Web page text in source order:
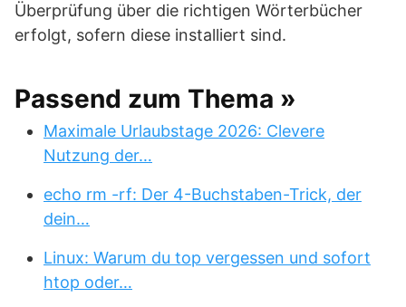
Überprüfung über die richtigen Wörterbücher
erfolgt, sofern diese installiert sind.
Passend zum Thema »
Maximale Urlaubstage 2026: Clevere
Nutzung der…
echo rm -rf: Der 4-Buchstaben-Trick, der
dein…
Linux: Warum du top vergessen und sofort
htop oder…